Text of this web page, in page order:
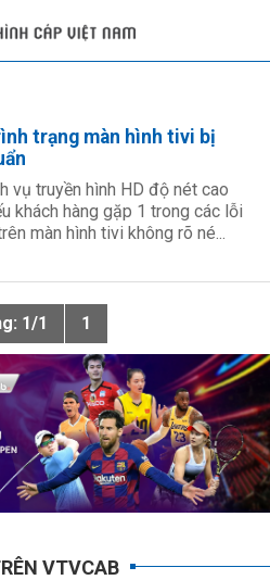
trạng màn hình tivi bị
vụ truyền hình HD độ nét cao
khách hàng gặp 1 trong các lỗi
màn hình tivi không rõ né...
1/1 1
VTVCAB